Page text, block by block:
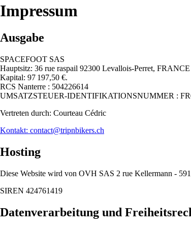
Impressum
Ausgabe
SPACEFOOT SAS
Hauptsitz: 36 rue raspail 92300 Levallois-Perret, FRANCE
Kapital: 97 197,50 €.
RCS Nanterre : 504226614
UMSATZSTEUER-IDENTIFIKATIONSNUMMER :
Vertreten durch: Courteau Cédric
Kontakt: contact@tripnbikers.ch
Hosting
Diese Website wird von OVH SAS 2 rue Kellermann -
SIREN 424761419
Datenverarbeitung und